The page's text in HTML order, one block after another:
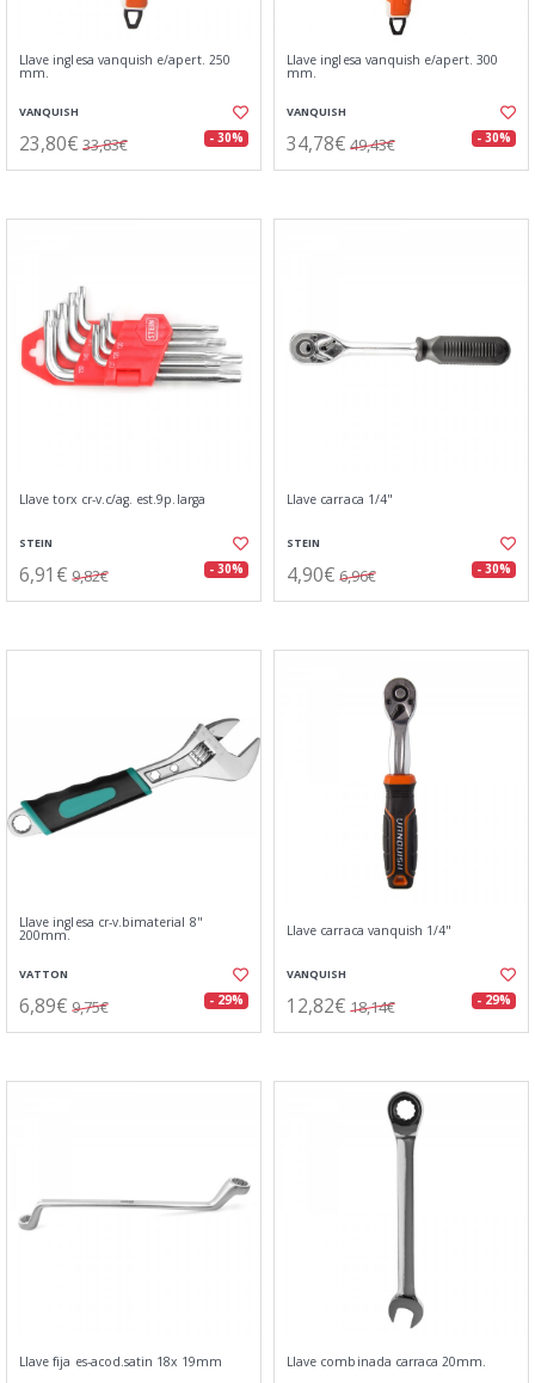
Llave inglesa vanquish e/apert. 250
mm.
VANQUISH
23,80€ 33,83€ - 30%
Llave inglesa vanquish e/apert. 300
mm.
VANQUISH
34,78€ 49,43€ - 30%
Llave torx cr-v.c/ag. est.9p.larga
STEIN
6,91€ 9,82€ - 30%
Llave carraca 1/4"
STEIN
4,90€ 6,96€ - 30%
Llave inglesa cr-v.bimaterial 8"
200mm.
VATTON
6,89€ 9,75€ - 29%
Llave carraca vanquish 1/4"
VANQUISH
12,82€ 18,14€ - 29%
Llave fija es-acod.satin 18x 19mm Llave combinada carraca 20mm.